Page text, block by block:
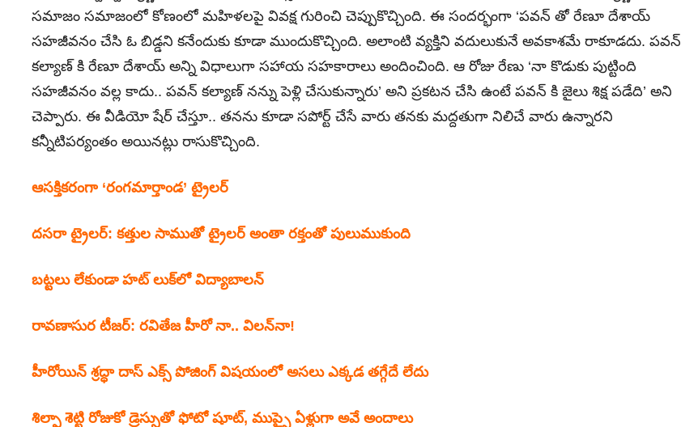
సమాజం సమాజంలో కోణంలో మహిళలపై వివక్ష గురించి చెప్పుకొచ్చింది. ఈ సందర్భంగా ‘పవన్ తో రేణూ దేశాయ్
సహజీవనం చేసి ఓ బిడ్డని కనేందుకు కూడా ముందుకొచ్చింది. అలాంటి వ్యక్తిని వదులుకునే అవకాశమే రాకూడదు. పవన్
కల్యాణ్ కి రేణూ దేశాయ్ అన్ని విధాలుగా సహాయ సహకారాలు అందించింది. ఆ రోజు రేణు ‘నా కొడుకు పుట్టింది
సహజీవనం వల్ల కాదు.. పవన్ కల్యాణ్ నన్ను పెళ్లి చేసుకున్నారు’ అని ప్రకటన చేసి ఉంటే పవన్ కి జైలు శిక్ష పడేది’ అని
చెప్పారు. ఈ వీడియో షేర్ చేస్తూ.. తనను కూడా సపోర్ట్ చేసే వారు తనకు మద్దతుగా నిలిచే వారు ఉన్నారని
కన్నీటిపర్యంతం అయినట్లు రాసుకొచ్చింది.
ఆసక్తికరంగా ‘రంగమార్తాండ’ ట్రైలర్‌
దసరా ట్రైలర్: కత్తుల సాముతో ట్రైలర్ అంతా రక్తంతో పులుముకుంది
బట్టలు లేకుండా హట్‌ లుక్‌లో విద్యాబాలన్‌
రావణాసుర టీజర్‌: రవితేజ హీరో నా.. విలన్‌నా!
హీరోయిన్ శ్రద్ధా దాస్ ఎక్స్ పోజింగ్ విషయంలో అసలు ఎక్కడ తగ్గేదే లేదు
శిల్పా శెట్టి రోజుకో డ్రెస్సుతో ఫోటో షూట్, ముప్పై ఏళ్లుగా అవే అందాలు